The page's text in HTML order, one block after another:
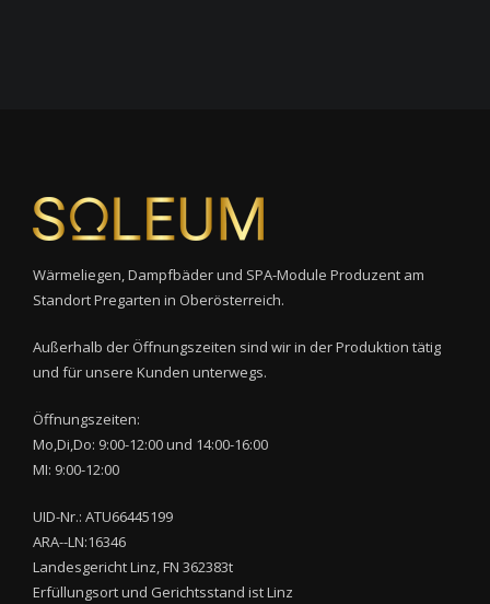
Wärmeliegen, Dampfbäder und SPA-Module Produzent am
Standort Pregarten in Oberösterreich.
Außerhalb der Öffnungszeiten sind wir in der Produktion tätig
und für unsere Kunden unterwegs.
Öffnungszeiten:
Mo,Di,Do: 9:00-12:00 und 14:00-16:00
MI: 9:00-12:00
UID-Nr.: ATU66445199
ARA--LN:16346
Landesgericht Linz, FN 362383t
Erfüllungsort und Gerichtsstand ist Linz